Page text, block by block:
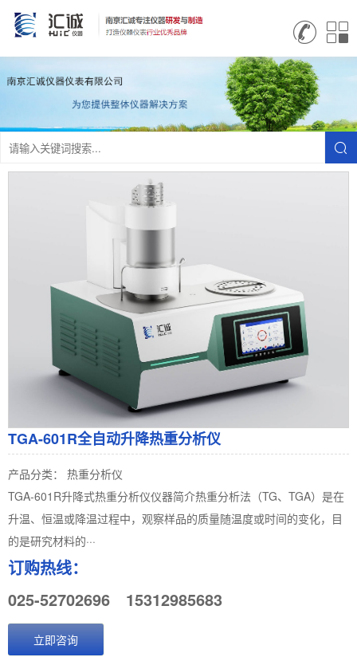
TGA-601R全自动升降热重分析仪
产品分类： 热重分析仪
TGA-601R升降式热重分析仪仪器简介热重分析法（TG、TGA）是在
升温、恒温或降温过程中，观察样品的质量随温度或时间的变化，目
的是研究材料的···
订购热线：
025-52702696
15312985683
立即咨询